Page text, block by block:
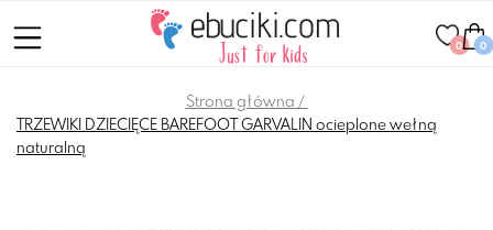
0 0
Strona główna
TRZEWIKI DZIECIĘCE BAREFOOT GARVALIN ocieplone wełną
naturalną